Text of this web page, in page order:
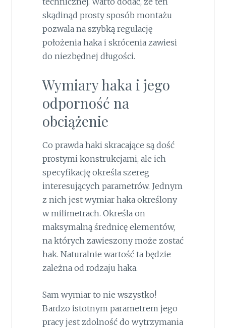
skądinąd prosty sposób montażu
pozwala na szybką regulację
położenia haka i skrócenia zawiesi
do niezbędnej długości.
Wymiary haka i jego
odporność na
obciążenie
Co prawda haki skracające są dość
prostymi konstrukcjami, ale ich
specyfikację określa szereg
interesujących parametrów. Jednym
z nich jest wymiar haka określony
w milimetrach. Określa on
maksymalną średnicę elementów,
na których zawieszony może zostać
hak. Naturalnie wartość ta będzie
zależna od rodzaju haka.
Sam wymiar to nie wszystko!
Bardzo istotnym parametrem jego
pracy jest zdolność do wytrzymania